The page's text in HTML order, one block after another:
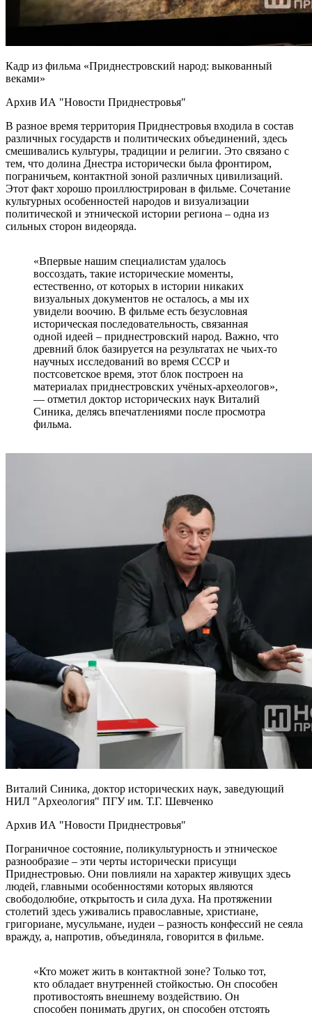
Кадр из фильма «Приднестровский народ: выкованный
веками»
Архив ИА "Новости Приднестровья"
В разное время территория Приднестровья входила в состав
различных государств и политических объединений, здесь
смешивались культуры, традиции и религии. Это связано с
тем, что долина Днестра исторически была фронтиром,
пограничьем, контактной зоной различных цивилизаций.
Этот факт хорошо проиллюстрирован в фильме. Сочетание
культурных особенностей народов и визуализации
политической и этнической истории региона – одна из
сильных сторон видеоряда.
«Впервые нашим специалистам удалось
воссоздать, такие исторические моменты,
естественно, от которых в истории никаких
визуальных документов не осталось, а мы их
увидели воочию. В фильме есть безусловная
историческая последовательность, связанная
одной идеей – приднестровский народ. Важно, что
древний блок базируется на результатах не чьих-то
научных исследований во время СССР и
постсоветское время, этот блок построен на
материалах приднестровских учёных-археологов»,
— отметил доктор исторических наук Виталий
Синика, делясь впечатлениями после просмотра
фильма.
Виталий Синика, доктор исторических наук, заведующий
НИЛ "Археология" ПГУ им. Т.Г. Шевченко
Архив ИА "Новости Приднестровья"
Пограничное состояние, поликультурность и этническое
разнообразие – эти черты исторически присущи
Приднестровью. Они повлияли на характер живущих здесь
людей, главными особенностями которых являются
свободолюбие, открытость и сила духа. На протяжении
столетий здесь уживались православные, христиане,
григориане, мусульмане, иудеи – разность конфессий не сеяла
вражду, а, напротив, объединяла, говорится в фильме.
«Кто может жить в контактной зоне? Только тот,
кто обладает внутренней стойкостью. Он способен
противостоять внешнему воздействию. Он
способен понимать других, он способен отстоять